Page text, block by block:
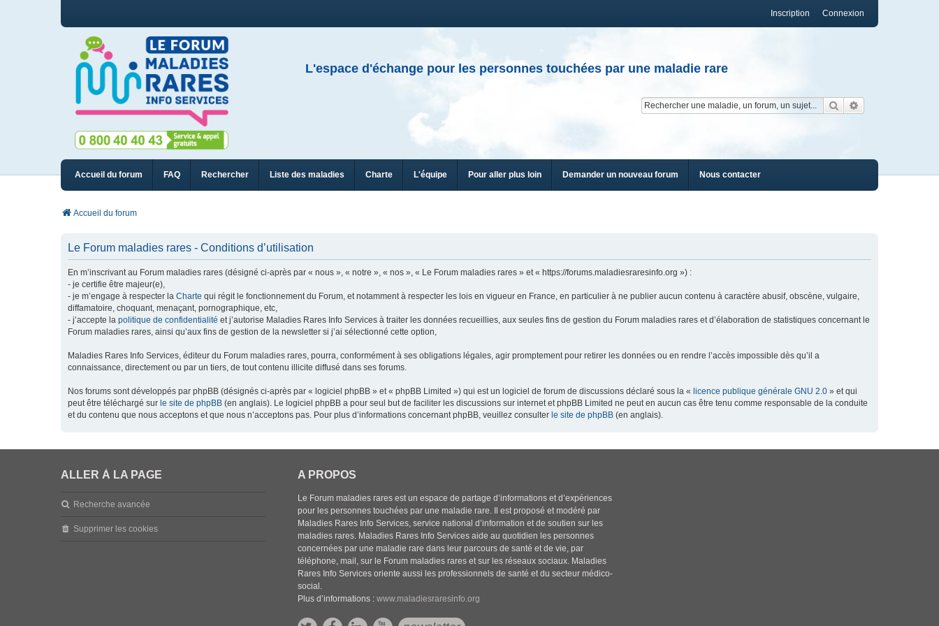
Connexion
Inscription
L'espace d'échange pour les personnes touchées par une maladie rare
Rechercher
Accueil du forum FAQ Rechercher Liste des maladies Charte L'équipe Pour aller plus loin Demander un nouveau forum Nous contacter
Accueil du forum
Le Forum maladies rares - Conditions d’utilisation
En m’inscrivant au Forum maladies rares (désigné ci-après par « nous », « notre », « nos », « Le Forum maladies rares » et « https://forums.maladiesraresinfo.org ») :
- je certifie être majeur(e),
- je m’engage à respecter la Charte qui régit le fonctionnement du Forum, et notamment à respecter les lois en vigueur en France, en particulier à ne publier aucun contenu à caractère abusif, obscène, vulgaire,
diffamatoire, choquant, menaçant, pornographique, etc,
- j’accepte la politique de confidentialité et j’autorise Maladies Rares Info Services à traiter les données recueillies, aux seules fins de gestion du Forum maladies rares et d’élaboration de statistiques concernant le
Forum maladies rares, ainsi qu’aux fins de gestion de la newsletter si j’ai sélectionné cette option,
Maladies Rares Info Services, éditeur du Forum maladies rares, pourra, conformément à ses obligations légales, agir promptement pour retirer les données ou en rendre l’accès impossible dès qu’il a
connaissance, directement ou par un tiers, de tout contenu illicite diffusé dans ses forums.
Nos forums sont développés par phpBB (désignés ci-après par « logiciel phpBB » et « phpBB Limited ») qui est un logiciel de forum de discussions déclaré sous la « licence publique générale GNU 2.0 » et qui
peut être téléchargé sur le site de phpBB (en anglais). Le logiciel phpBB a pour seul but de faciliter les discussions sur internet et phpBB Limited ne peut en aucun cas être tenu comme responsable de la conduite
et du contenu que nous acceptons et que nous n’acceptons pas. Pour plus d’informations concernant phpBB, veuillez consulter le site de phpBB (en anglais).
ALLER À LA PAGE
Recherche avancée
Supprimer les cookies
A PROPOS
Le Forum maladies rares est un espace de partage d’informations et d’expériences
pour les personnes touchées par une maladie rare. Il est proposé et modéré par
Maladies Rares Info Services, service national d’information et de soutien sur les
maladies rares. Maladies Rares Info Services aide au quotidien les personnes
concernées par une maladie rare dans leur parcours de santé et de vie, par
téléphone, mail, sur le Forum maladies rares et sur les réseaux sociaux. Maladies
Rares Info Services oriente aussi les professionnels de santé et du secteur médico-
social.
Plus d’informations :www.maladiesraresinfo.org